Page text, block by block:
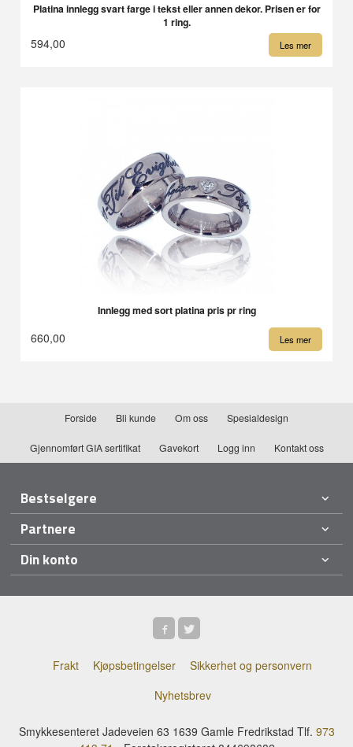
Platina innlegg svart farge i tekst eller annen dekor. Prisen er for
1 ring.
594,00 Les mer
Innlegg med sort platina pris pr ring
660,00 Les mer
Forside Bli kunde Om oss Spesialdesign
Gjennomført GIA sertifikat Gavekort Logg inn Kontakt oss
Bestselgere
Partnere
Din konto
Frakt Kjøpsbetingelser
Sikkerhet og personvern
Nyhetsbrev
Smykkesenteret Jadeveien 63 1639 Gamle Fredrikstad Tlf. 973